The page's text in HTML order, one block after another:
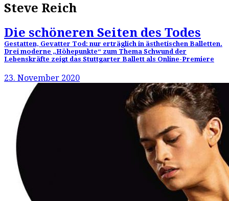
Steve Reich
Die schöneren Seiten des Todes
Gestatten, Gevatter Tod: nur erträglich in ästhetischen Balletten.
Drei moderne „Höhepunkte“ zum Thema Schwund der
Lebenskräfte zeigt das Stuttgarter Ballett als Online-Premiere
23. November 2020